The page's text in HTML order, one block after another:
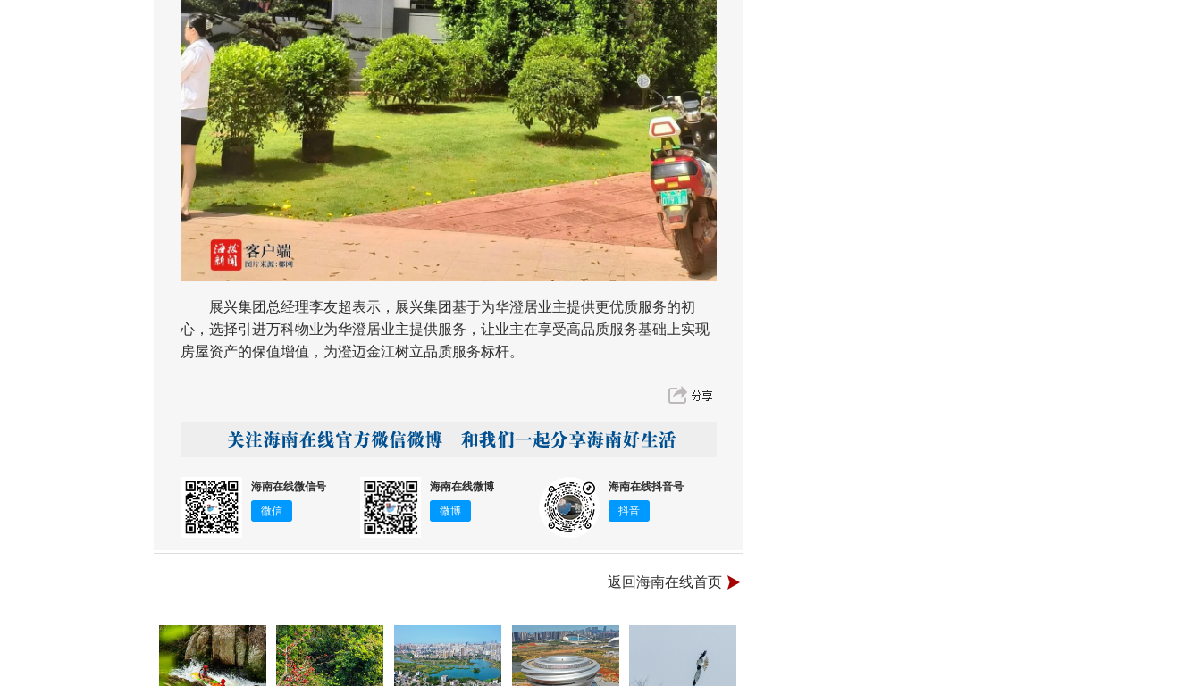
展兴集团总经理李友超表示，展兴集团基于为华澄居业主提供更优质服务的初
心，选择引进万科物业为华澄居业主提供服务，让业主在享受高品质服务基础上实现
房屋资产的保值增值，为澄迈金江树立品质服务标杆。
海南在线微信号
微信
海南在线微博
微博
海南在线抖音号
抖音
返回海南在线首页